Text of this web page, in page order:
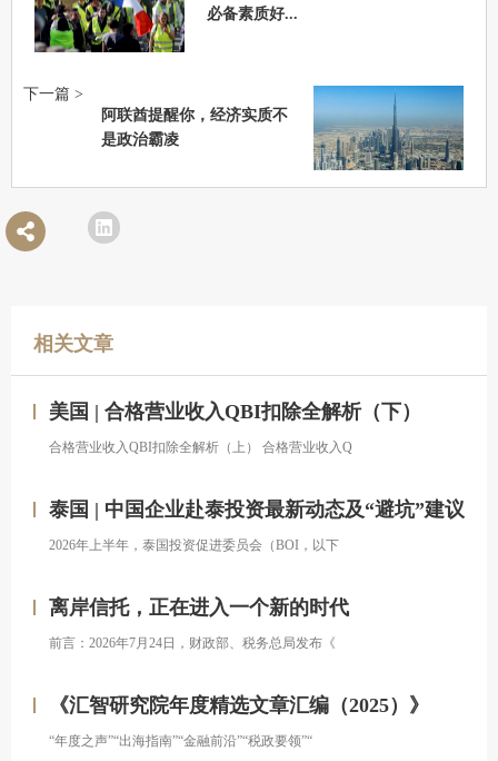
必备素质好...
阿联酋提醒你，经济实质不
是政治霸凌
下一篇 >
相关文章
美国 | 合格营业收入QBI扣除全解析（下）
合格营业收入QBI扣除全解析（上） 合格营业收入Q
泰国 | 中国企业赴泰投资最新动态及“避坑”建议
2026年上半年，泰国投资促进委员会（BOI，以下
离岸信托，正在进入一个新的时代
前言：2026年7月24日，财政部、税务总局发布《
《汇智研究院年度精选文章汇编（2025）》
“年度之声”“出海指南”“金融前沿”“税政要领”“